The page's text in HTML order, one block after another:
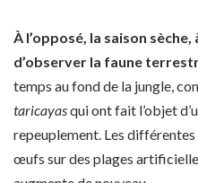
À l’opposé, la saison
d’observer la faune
temps au fond de la jungle,
taricayasqui ont fait l’objet
repeuplement. Les
œufs sur des plages